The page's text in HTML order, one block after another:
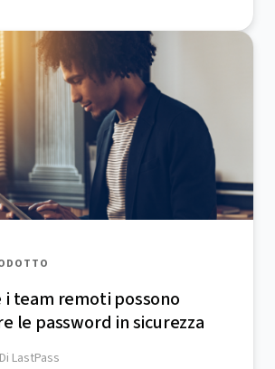
i team remoti possono
le password in sicurezza
LastPass